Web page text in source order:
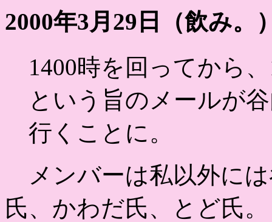
2000年3月29日（飲み。
1400時を回ってから
という旨のメールが
行くことに。
メンバーは私以外に
氏、かわだ氏、とど氏。